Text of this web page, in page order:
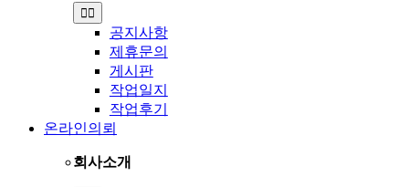
Toggle
Navigation
공지사항
제휴문의
게시판
작업일지
작업후기
온라인의뢰
회사소개